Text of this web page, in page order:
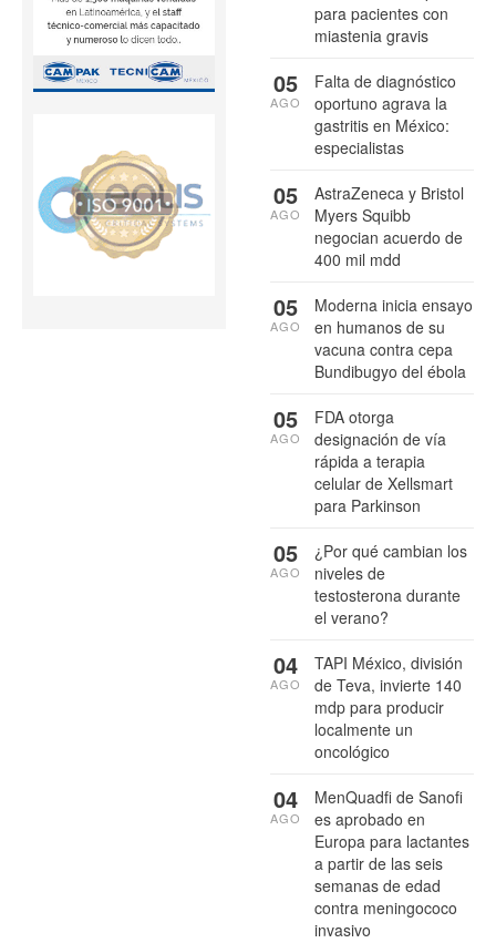
para pacientes con
miastenia gravis
Falta de diagnóstico
oportuno agrava la
gastritis en México:
especialistas
05
AGO
AstraZeneca y Bristol
Myers Squibb
negocian acuerdo de
400 mil mdd
05
AGO
Moderna inicia ensayo
en humanos de su
vacuna contra cepa
Bundibugyo del ébola
05
AGO
FDA otorga
designación de vía
rápida a terapia
celular de Xellsmart
para Parkinson
05
AGO
¿Por qué cambian los
niveles de
testosterona durante
el verano?
05
AGO
TAPI México, división
de Teva, invierte 140
mdp para producir
localmente un
oncológico
04
AGO
MenQuadfi de Sanofi
es aprobado en
Europa para lactantes
a partir de las seis
semanas de edad
contra meningococo
invasivo
04
AGO